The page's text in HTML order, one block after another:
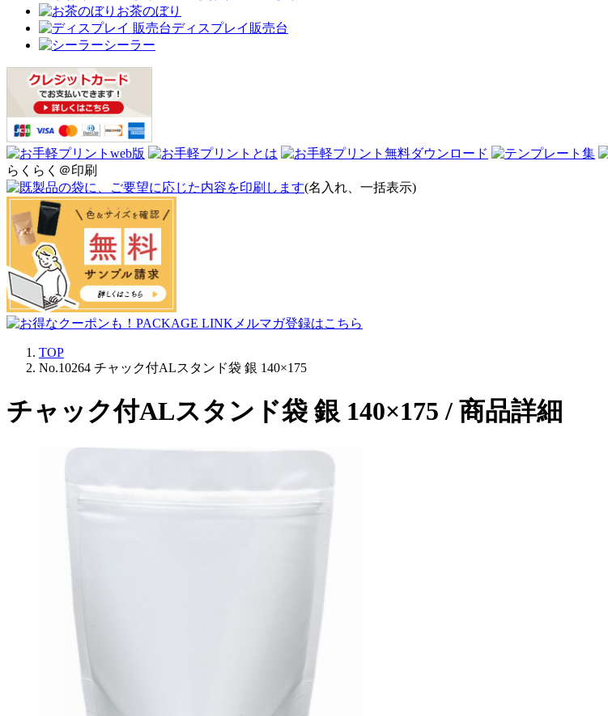
お茶のぼり
ディスプレイ販売台
シーラー
らくらく＠印刷
(名入れ、一括表示)
TOP
No.10264 チャック付ALスタンド袋 銀 140×175
チャック付ALスタンド袋 銀 140×175 / 商品詳細